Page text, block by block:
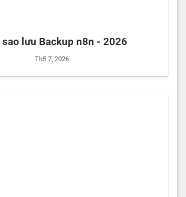
sao lưu Backup n8n - 2026
Th5 7, 2026